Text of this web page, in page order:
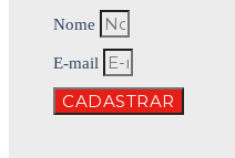
Nome
E-mail
CADASTRAR